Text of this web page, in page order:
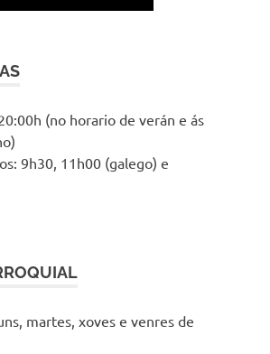
(no horario de verán e ás
9h30, 11h00 (galego) e
martes, xoves e venres de